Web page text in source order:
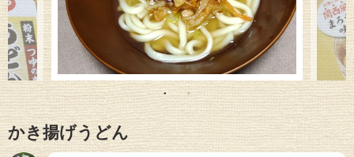
かき揚げうどん